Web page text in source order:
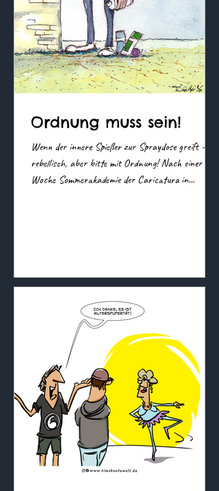
Ordnung muss sein!
Wenn der innere Spießer zur Spraydose greift –
rebellisch, aber bitte mit Ordnung! Nach einer
Woche Sommerakademie der Caricatura in...